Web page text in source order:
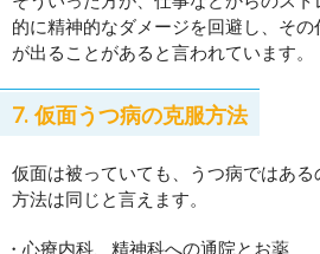
的に精神的なダメージを回避し、そ
が出ることがあると言われています。
7. 仮面うつ病の克服方法
仮面は被っていても、うつ病ではあ
方法は同じと言えます。
心療内科、精神科への通院とお薬